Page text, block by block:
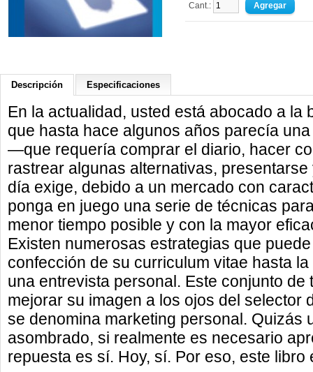
Cant.:
Descripción Especificaciones
En la actualidad, usted está abocado a la
que hasta hace algunos años parecía
—que requería comprar el diario, hacer
rastrear algunas alternativas,
día exige, debido a un mercado con
ponga en juego una serie de técnicas
menor tiempo posible y con la mayor
Existen numerosas estrategias que
confección de su curriculum vitae hasta
una entrevista personal. Este conjunto
mejorar su imagen a los ojos del selector
se denomina marketing personal. Quizás
asombrado, si realmente es necesario
repuesta es sí. Hoy, sí. Por eso, este libro